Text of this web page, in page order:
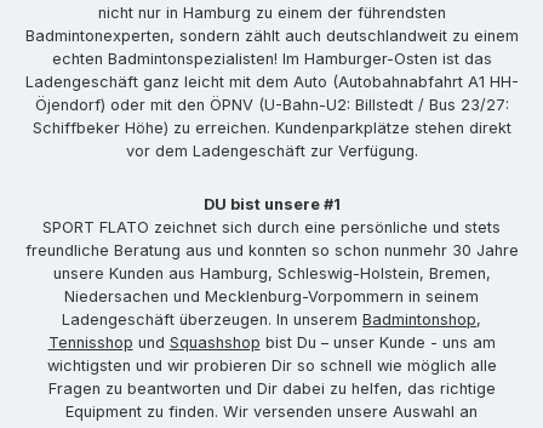
nicht nur in Hamburg zu einem der führendsten
Badmintonexperten, sondern zählt auch deutschlandweit zu einem
echten Badmintonspezialisten! Im Hamburger-Osten ist das
Ladengeschäft ganz leicht mit dem Auto (Autobahnabfahrt A1 HH-
Öjendorf) oder mit den ÖPNV (U-Bahn-U2: Billstedt / Bus 23/27:
Schiffbeker Höhe) zu erreichen. Kundenparkplätze stehen direkt
vor dem Ladengeschäft zur Verfügung.
DU bist unsere #1
SPORT FLATO zeichnet sich durch eine persönliche und stets
freundliche Beratung aus und konnten so schon nunmehr 30 Jahre
unsere Kunden aus Hamburg, Schleswig-Holstein, Bremen,
Niedersachen und Mecklenburg-Vorpommern in seinem
Ladengeschäft überzeugen. In unserem Badmintonshop,
Tennisshop und Squashshop bist Du – unser Kunde - uns am
wichtigsten und wir probieren Dir so schnell wie möglich alle
Fragen zu beantworten und Dir dabei zu helfen, das richtige
Equipment zu finden. Wir versenden unsere Auswahl an